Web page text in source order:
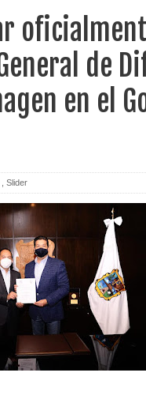
de
en el
Slider